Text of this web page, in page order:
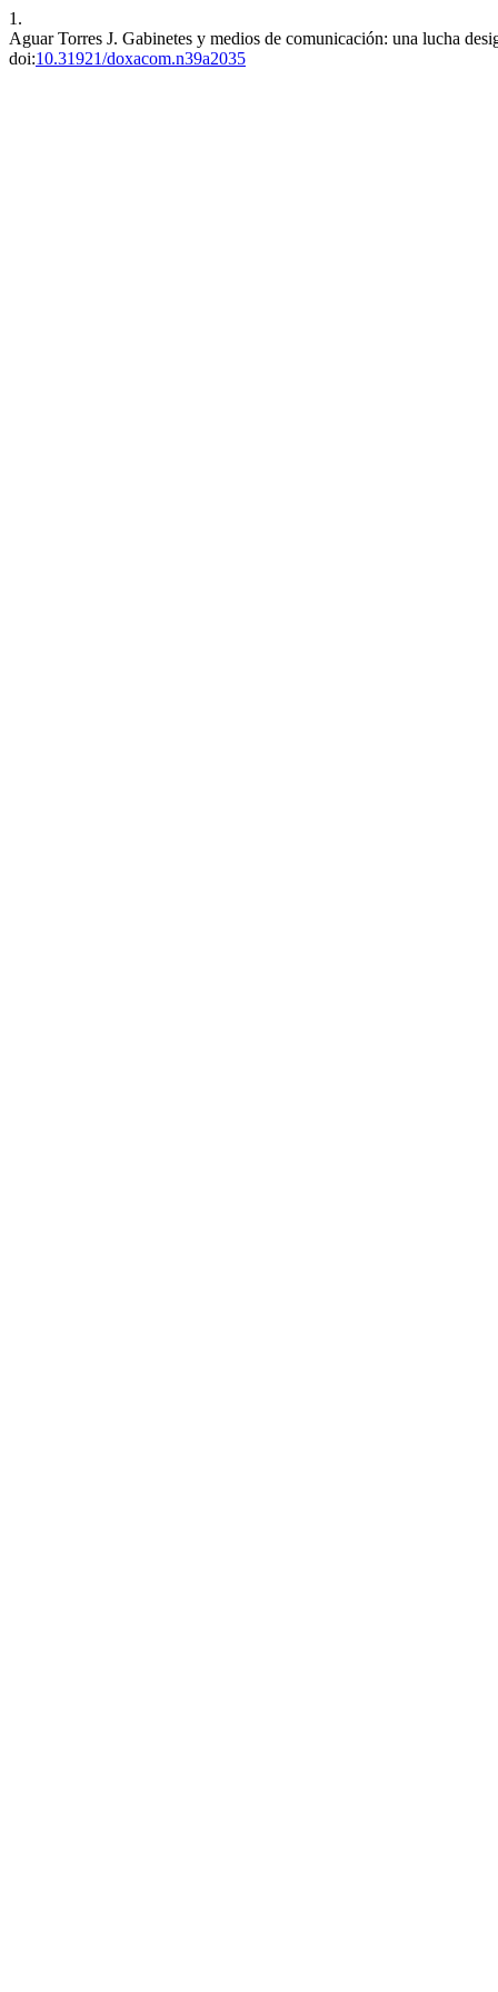
1.
Aguar Torres J. Gabinetes y medios de comunicación: una lucha
doi:10.31921/doxacom.n39a2035